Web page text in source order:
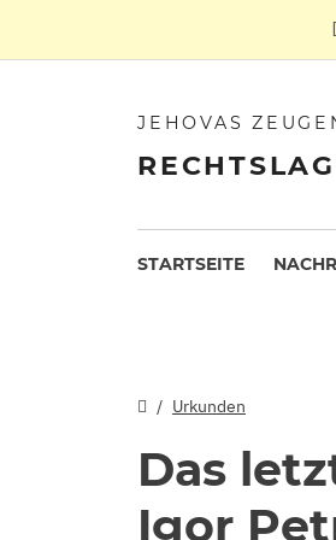
JEHOVAS
STARTSEITE
Urkunden
Das
Igor